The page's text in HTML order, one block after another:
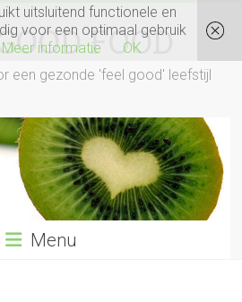
FOOD
een gezonde 'feel good' leefstijl
Menu
uitsluitend functionele en
voor een optimaal gebruik
Meer informatie OK